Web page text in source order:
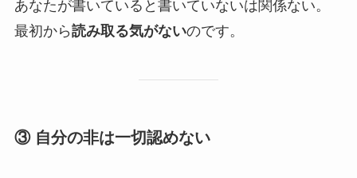
あなたが書いていると書いていないは関係ない。
最初から読み取る気がないのです。
③ 自分の非は一切認めない